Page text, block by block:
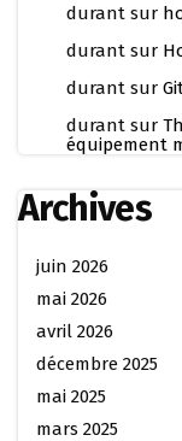
durant sur
durant sur
durant sur
durant sur
équipement
Archives
juin 2026
mai 2026
avril 2026
décembre 2025
mai 2025
mars 2025